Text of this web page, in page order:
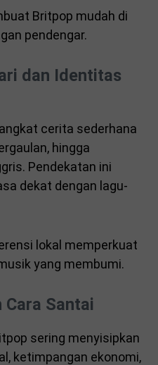
Britpop mudah di
pendengar.
dan Identitas
cerita sederhana
hingga
Pendekatan ini
dekat dengan lagu-
lokal memperkuat
yang membumi.
Santai
sering menyisipkan
ketimpangan ekonomi,